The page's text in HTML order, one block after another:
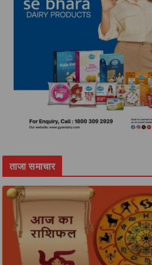
ताजा समाचार